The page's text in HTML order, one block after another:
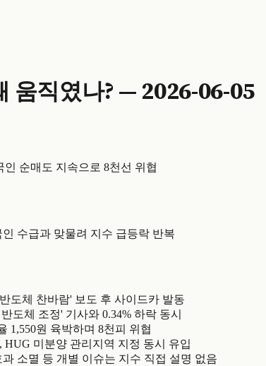
움직였나? — 2026-06-05
순매도 지속으로 8천선 위협
수급과 맞물려 지수 급등락 반복
도체 찬바람' 보도 후 사이드카 발동
도체 조정' 기사와 0.34% 하락 동시
1,550원 육박하며 8천피 위협
HUG 미분양 관리지역 지정 동시 유입
소멸 등 개별 이슈는 지수 직접 설명 없음